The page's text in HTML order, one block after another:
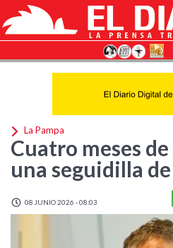
La Pampa
Cuatro meses
una seguidilla
08 JUNIO 2026 - 08:03